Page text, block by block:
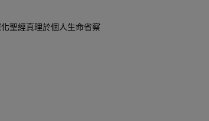
聖經真理於個人生命省察